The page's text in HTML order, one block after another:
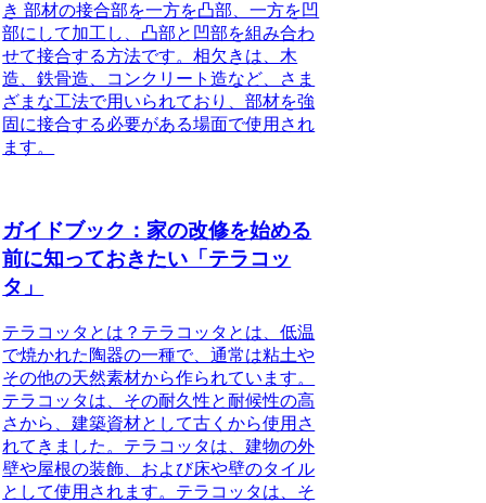
き 部材の接合部を一方を凸部、一方を凹
部にして加工し、凸部と凹部を組み合わ
せて接合する方法です。相欠きは、木
造、鉄骨造、コンクリート造など、さま
ざまな工法で用いられており、部材を強
固に接合する必要がある場面で使用され
ます。
ガイドブック：家の改修を始める
前に知っておきたい「テラコッ
タ」
テラコッタとは？テラコッタとは、低温
で焼かれた陶器の一種で、通常は粘土や
その他の天然素材から作られています。
テラコッタは、その耐久性と耐候性の高
さから、建築資材として古くから使用さ
れてきました。テラコッタは、建物の外
壁や屋根の装飾、および床や壁のタイル
として使用されます。テラコッタは、そ